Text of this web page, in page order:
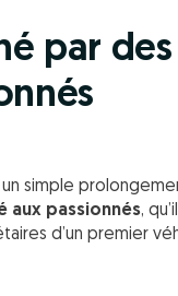
par
un simple
aux passionnés,
d’un premier